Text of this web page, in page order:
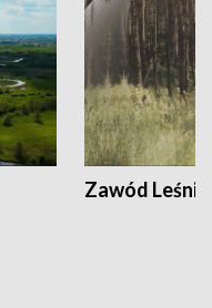
Zawód Leśnik